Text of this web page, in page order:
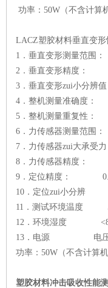
功率：50W（不含计算
LACZ塑胶材料垂直变
1．垂直变形测量范围
2．垂直变形精度：
3．垂直变形zui小分辨
4．整机测量准确度：
5．整机测量重复性
6．力传感器测量范围
7．力传感器zui大承受
8．力传感器精度：
9．定位精度：
10．定位zui小分辨
11．测试环境温度
12．环境湿度
13．电源 电压：
功率：50W（不含计算
塑胶材料冲击吸收性能